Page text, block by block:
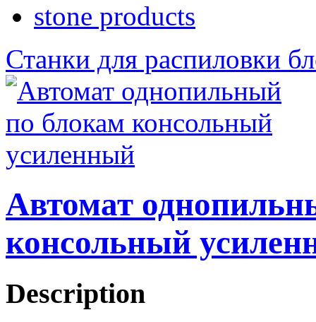
stone products
Станки для распиловки
Автомат
консольный
Description